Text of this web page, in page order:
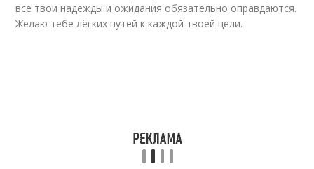
все твои надежды и ожидания обязательно оправдаются.
Желаю тебе лёгких путей к каждой твоей цели.